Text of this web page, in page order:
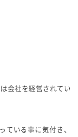
会社を経営されてい
いる事に気付き、